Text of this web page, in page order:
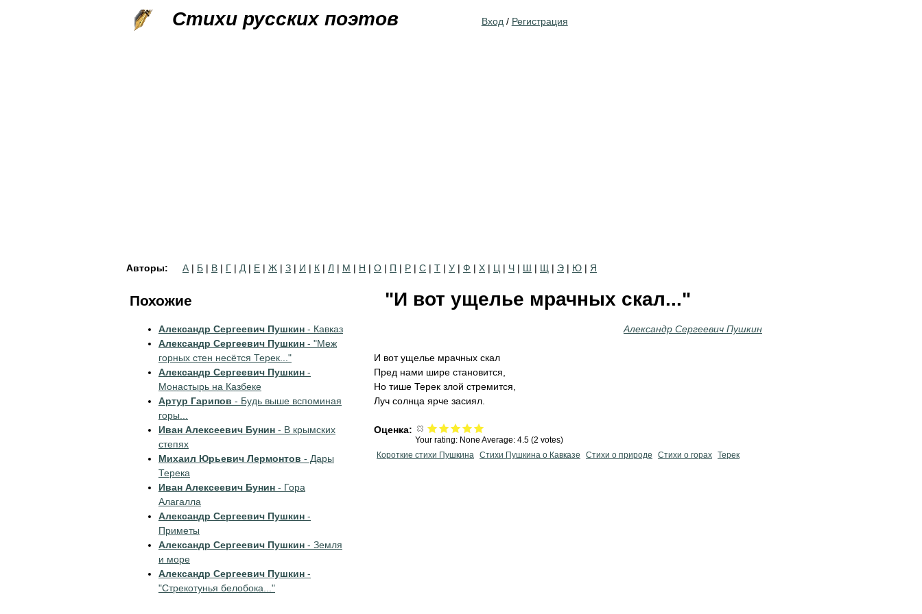
Стихи русских поэтов Вход / Регистрация
Авторы: А | Б | В | Г | Д | Е | Ж | З | И | К | Л | М | Н | О | П | Р | С | Т | У | Ф | Х | Ц | Ч | Ш | Щ | Э | Ю | Я
"И вот ущелье мрачных скал..."
Александр Сергеевич Пушкин
И вот ущелье мрачных скал
Пред нами шире становится,
Но тише Терек злой стремится,
Луч солнца ярче засиял.
Оценка:
Your rating: None Average: 4.5 (2 votes)
Короткие стихи Пушкина Стихи Пушкина о Кавказе Стихи о природе Стихи о горах Терек
Похожие
Александр Сергеевич Пушкин - Кавказ
Александр Сергеевич Пушкин - "Меж
горных стен несётся Терек..."
Александр Сергеевич Пушкин -
Монастырь на Казбеке
Артур Гарипов - Будь выше вспоминая
горы...
Иван Алексеевич Бунин - В крымских
степях
Михаил Юрьевич Лермонтов - Дары
Терека
Иван Алексеевич Бунин - Гора
Алагалла
Александр Сергеевич Пушкин -
Приметы
Александр Сергеевич Пушкин - Земля
и море
Александр Сергеевич Пушкин -
"Стрекотунья белобока..."